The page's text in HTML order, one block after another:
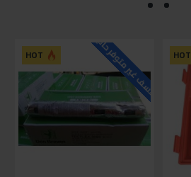
HOT
HOT للاسف غير متوفر حاليا